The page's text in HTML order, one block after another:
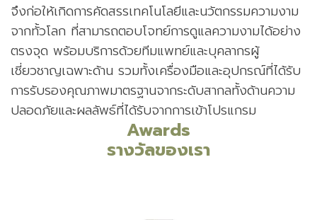
จึงก่อให้เกิดการคัดสรรเทคโนโลยีและนวัตกรรมความงาม
จากทั้วโลก ที่สามารถตอบโจทย์การดูแลความงามได้อย่าง
ตรงจุด พร้อมบริการด้วยทีมแพทย์และบุคลากรผู้
เชี่ยวชาญเฉพาะด้าน รวมทั้งเครื่องมือและอุปกรณ์ที่ได้รับ
การรับรองคุณภาพมาตรฐานจากระดับสากลทั้งด้านความ
ปลอดภัยและผลลัพธ์ที่ได้รับจากการเข้าโปรแกรม
Awards
รางวัลของเรา